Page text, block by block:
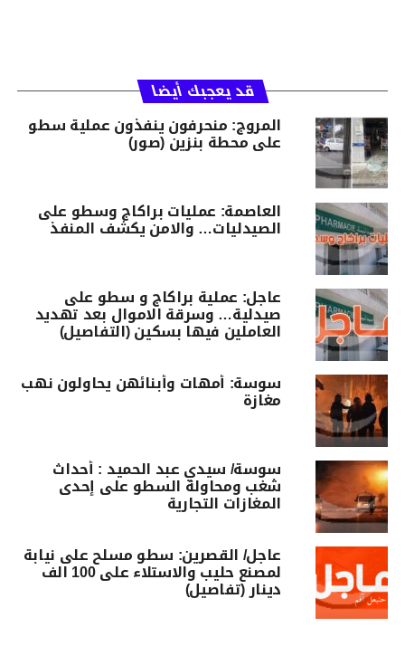
قد يعجبك أيضا
المروج: منحرفون ينفذون عملية سطو
على محطة بنزين (صور)
العاصمة: عمليات براكاج وسطو على
الصيدليات… والامن يكشف المنفذ
عاجل: عملية براكاج و سطو على
صيدلية… وسرقة الاموال بعد تهديد
العاملين فيها بسكين (التفاصيل)
سوسة: أمهات وأبنائهن يحاولون نهب
مغازة‎
سوسة/ سيدي عبد الحميد : أحداث
شغب ومحاولة السطو على إحدى
المغازات التجارية
عاجل/ القصرين: سطو مسلح على نيابة
لمصنع حليب والاستلاء على 100 الف
دينار (تفاصيل)